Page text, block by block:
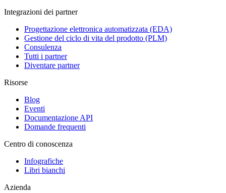
Integrazioni dei partner
Progettazione elettronica automatizzata (EDA)
Gestione del ciclo di vita del prodotto (PLM)
Consulenza
Tutti i partner
Diventare partner
Risorse
Blog
Eventi
Documentazione API
Domande frequenti
Centro di conoscenza
Infografiche
Libri bianchi
Azienda